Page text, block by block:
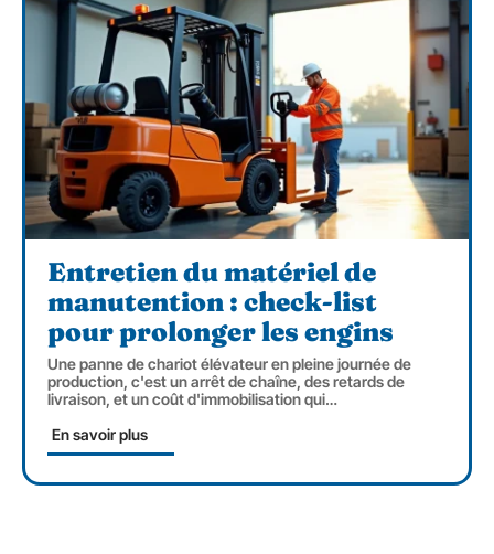
Entretien du matériel de
manutention : check-list
pour prolonger les engins
Une panne de chariot élévateur en pleine journée de
production, c'est un arrêt de chaîne, des retards de
livraison, et un coût d'immobilisation qui…
En savoir plus